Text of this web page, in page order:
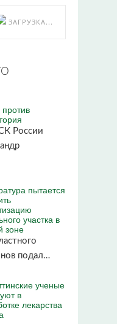
ЗАГРУЗКА...
СК России
пытается
участка в
зоне
подал…
ученые
в
лекарства